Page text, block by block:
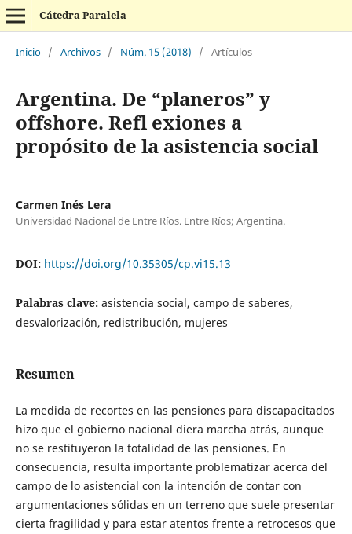
Cátedra Paralela
Inicio / Archivos / Núm. 15 (2018) / Artículos
Argentina. De “planeros” y
offshore. Refl exiones a
propósito de la asistencia social
Carmen Inés Lera
Universidad Nacional de Entre Ríos. Entre Ríos; Argentina.
DOI: https://doi.org/10.35305/cp.vi15.13
Palabras clave: asistencia social, campo de saberes,
desvalorización, redistribución, mujeres
Resumen
La medida de recortes en las pensiones para discapacitados
hizo que el gobierno nacional diera marcha atrás, aunque
no se restituyeron la totalidad de las pensiones. En
consecuencia, resulta importante problematizar acerca del
campo de lo asistencial con la intención de contar con
argumentaciones sólidas en un terreno que suele presentar
cierta fragilidad y para estar atentos frente a retrocesos que